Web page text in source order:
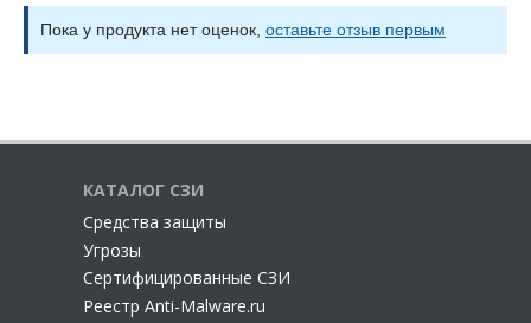
Пока у продукта нет оценок, оставьте отзыв первым
КАТАЛОГ СЗИ
Cредства защиты
Угрозы
Сертифицированные СЗИ
Реестр Anti-Malware.ru